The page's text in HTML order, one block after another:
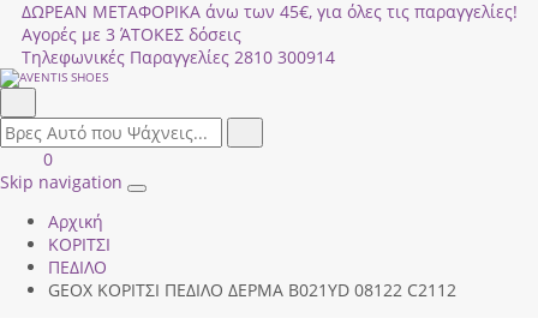
ΔΩΡΕΑΝ ΜΕΤΑΦΟΡΙΚΑ άνω των 45€, για όλες τις παραγγελίες!
Αγορές με 3 ΆΤΟΚΕΣ δόσεις
Τηλεφωνικές Παραγγελίες 2810 300914
field.search
Είσοδος
|
ΚΑΛΑΘΙ
ΑΓΟΡΩΝ
0
Skip navigation
Toggle
Αρχική
ΚΟΡΙΤΣΙ
ΠΕΔΙΛΟ
GEOX ΚΟΡΙΤΣΙ ΠΕΔΙΛΟ ΔΕΡΜΑ Β021ΥD 08122 C2112